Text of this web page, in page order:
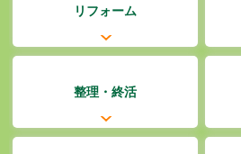
リフォーム
整理・終活